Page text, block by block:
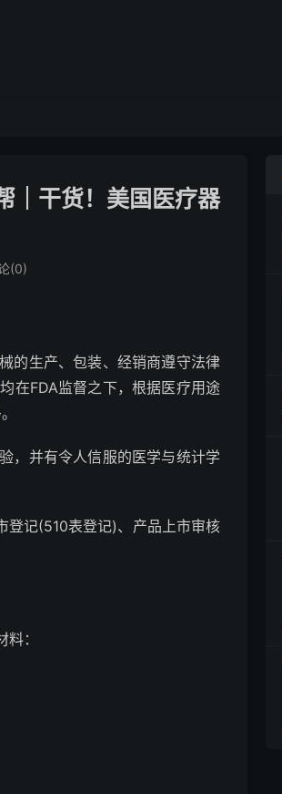
｜干货！美国医疗器
(0)
的生产、包装、经销商遵守法律
在FDA监督之下，根据医疗用途
，并有令人信服的医学与统计学
登记(510表登记)、产品上市审核
：